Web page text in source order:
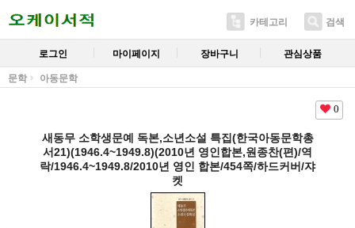
카테고리 검색
로그인 마이페이지 장바구니 관심상품
문학 아동문학
0
새동무 소학생문예 독본,소년소설 특집(한국아동문학총
서21)(1946.4~1949.8)(2010년 영인합본,원종찬(편)/역
락/1946.4~1949.8/2010년 영인 합본/454쪽/하드커버/쟈
켓